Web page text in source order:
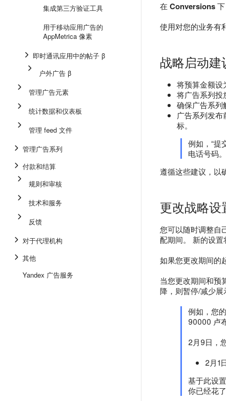
集成第三方验证工具
用于移动应用广告的
AppMetrica 像素
即时通讯应用中的帖子 β
户外广告 β
管理广告元素
统计数据和仪表板
管理 feed 文件
管理广告系列
付款和结算
规则和审核
技术和服务
反馈
对于代理机构
其他
Yandex 广告服务
在 Conversions
使用对您的业务有
战略启动建
将预算金额设
将广告系列投
确保广告系列
广告系列发
标。
例如，“提
电话号码
遵循这些建议，以
更改战略设
您可以随时调整自
配期间。 新的设
如果您更改期间的
当您更改期间和预
降，则暂停/减少展
例如，您
90000 卢布
2月9日，
2月1
基于此设
你已经花